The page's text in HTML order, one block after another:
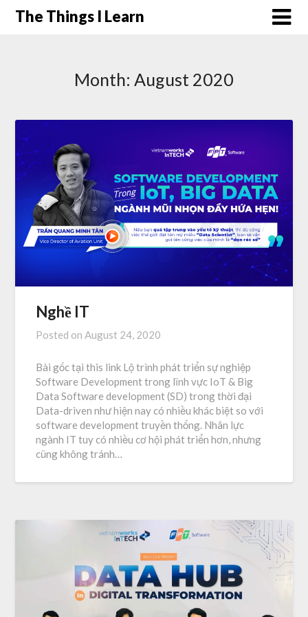
SkipThe Things I Learn
Month: August 2020
Nghề IT
Posted onAugust 24, 2020
Bài gốc tại this link Lộ trình phát triển sự nghiệp
Software Development trong lĩnh vực IoT & Big
Data Software development (SD) trong thời đại
Data-driven như hiện nay có nhiều khác biệt so với
software development truyền thống. Nhân lực
ngành IT tuy có nhiều cơ hội phát triển hơn, nhưng
cũng không tránh…